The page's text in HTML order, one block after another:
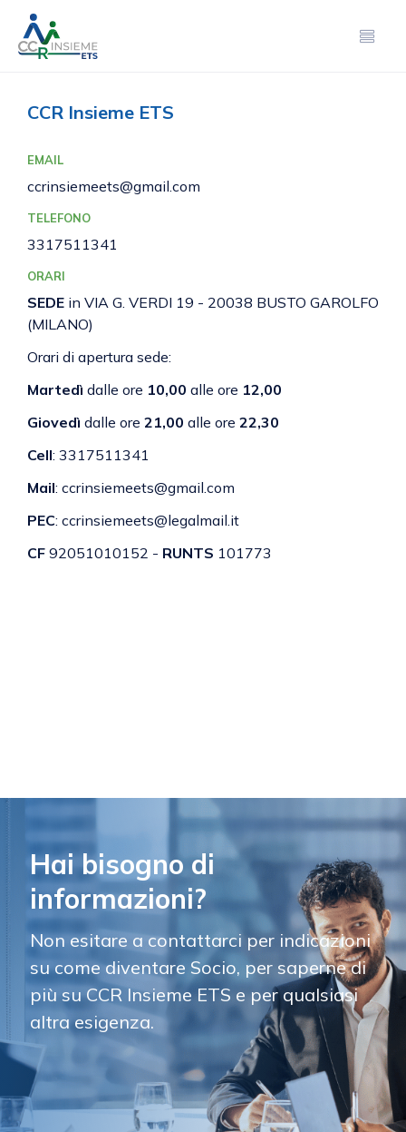
CCR Insieme ETS
EMAIL
ccrinsiemeets@gmail.com
TELEFONO
3317511341
ORARI
SEDE in VIA G. VERDI 19 - 20038 BUSTO GAROLFO
(MILANO)
Orari di apertura sede:
Martedì dalle ore 10,00 alle ore 12,00
Giovedì dalle ore 21,00 alle ore 22,30
Cell: 3317511341
Mail: ccrinsiemeets@gmail.com
PEC: ccrinsiemeets@legalmail.it
CF 92051010152 - RUNTS 101773
Hai bisogno di
informazioni?
Non esitare a contattarci per indicazioni
su come diventare Socio, per saperne di
più su CCR Insieme ETS e per qualsiasi
altra esigenza.